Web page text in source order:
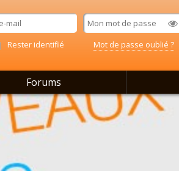
Rester identifié Mot de passe oublié ?
Forums